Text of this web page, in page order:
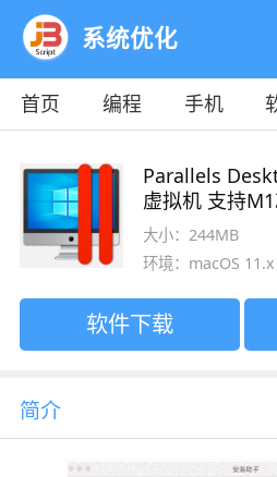
系统优化
首页 编程 手机
Parallels
虚拟机 支持
用版
大小：244MB
环境：macOS 11.x
软件下载
简介